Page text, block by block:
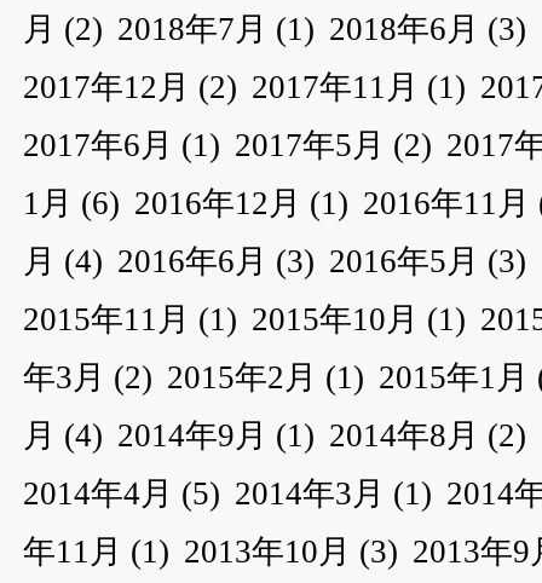
月 (2) 2018年7月 (1) 2018年6月 (3)
2017年12月 (2) 2017年11月 (1)
2017年6月 (1) 2017年5月 (2) 2017
1月 (6) 2016年12月 (1) 2016年11月
月 (4) 2016年6月 (3) 2016年5月 (3)
2015年11月 (1) 2015年10月 (1)
年3月 (2) 2015年2月 (1) 2015年1月
月 (4) 2014年9月 (1) 2014年8月 (2)
2014年4月 (5) 2014年3月 (1) 2014
年11月 (1) 2013年10月 (3) 2013年9